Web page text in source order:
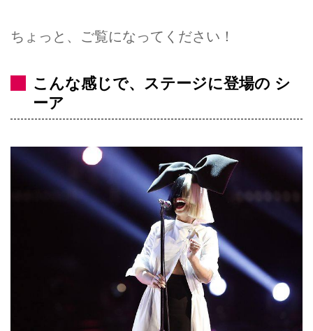
ちょっと、ご覧になってください！
こんな感じで、ステージに登場の シ
ーア